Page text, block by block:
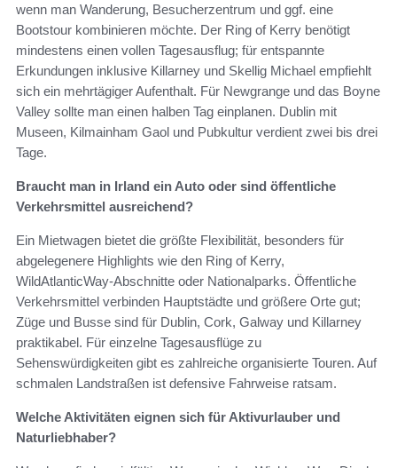
wenn man Wanderung, Besucherzentrum und ggf. eine
Bootstour kombinieren möchte. Der Ring of Kerry benötigt
mindestens einen vollen Tagesausflug; für entspannte
Erkundungen inklusive Killarney und Skellig Michael empfiehlt
sich ein mehrtägiger Aufenthalt. Für Newgrange und das Boyne
Valley sollte man einen halben Tag einplanen. Dublin mit
Museen, Kilmainham Gaol und Pubkultur verdient zwei bis drei
Tage.
Braucht man in Irland ein Auto oder sind öffentliche
Verkehrsmittel ausreichend?
Ein Mietwagen bietet die größte Flexibilität, besonders für
abgelegenere Highlights wie den Ring of Kerry,
WildAtlanticWay-Abschnitte oder Nationalparks. Öffentliche
Verkehrsmittel verbinden Hauptstädte und größere Orte gut;
Züge und Busse sind für Dublin, Cork, Galway und Killarney
praktikabel. Für einzelne Tagesausflüge zu
Sehenswürdigkeiten gibt es zahlreiche organisierte Touren. Auf
schmalen Landstraßen ist defensive Fahrweise ratsam.
Welche Aktivitäten eignen sich für Aktivurlauber und
Naturliebhaber?